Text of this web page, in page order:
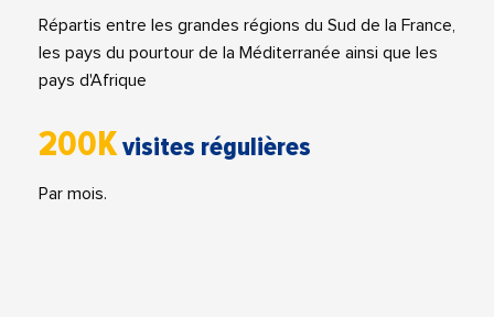
Répartis entre les grandes régions du Sud de la France,
les pays du pourtour de la Méditerranée ainsi que les
pays d'Afrique
200Kvisites régulières
Par mois.